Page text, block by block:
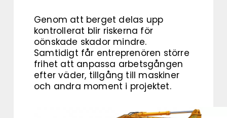
Genom att berget delas upp
kontrollerat blir riskerna för
oönskade skador mindre.
Samtidigt får entreprenören större
frihet att anpassa arbetsgången
efter väder, tillgång till maskiner
och andra moment i projektet.